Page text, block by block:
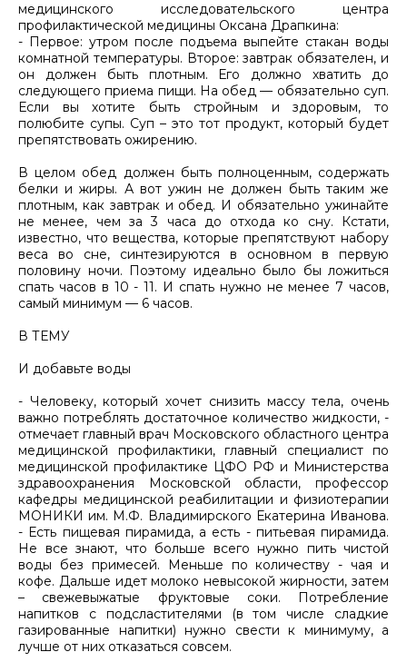
медицинского исследовательского центра
профилактической медицины Оксана Драпкина:
- Первое: утром после подъема выпейте стакан воды
комнатной температуры. Второе: завтрак обязателен, и
он должен быть плотным. Его должно хватить до
следующего приема пищи. На обед — обязательно суп.
Если вы хотите быть стройным и здоровым, то
полюбите супы. Суп – это тот продукт, который будет
препятствовать ожирению.
В целом обед должен быть полноценным, содержать
белки и жиры. А вот ужин не должен быть таким же
плотным, как завтрак и обед. И обязательно ужинайте
не менее, чем за 3 часа до отхода ко сну. Кстати,
известно, что вещества, которые препятствуют набору
веса во сне, синтезируются в основном в первую
половину ночи. Поэтому идеально было бы ложиться
спать часов в 10 - 11. И спать нужно не менее 7 часов,
самый минимум — 6 часов.
В ТЕМУ
И добавьте воды
- Человеку, который хочет снизить массу тела, очень
важно потреблять достаточное количество жидкости, -
отмечает главный врач Московского областного центра
медицинской профилактики, главный специалист по
медицинской профилактике ЦФО РФ и Министерства
здравоохранения Московской области, профессор
кафедры медицинской реабилитации и физиотерапии
МОНИКИ им. М.Ф. Владимирского Екатерина Иванова.
- Есть пищевая пирамида, а есть - питьевая пирамида.
Не все знают, что больше всего нужно пить чистой
воды без примесей. Меньше по количеству - чая и
кофе. Дальше идет молоко невысокой жирности, затем
– свежевыжатые фруктовые соки. Потребление
напитков с подсластителями (в том числе сладкие
газированные напитки) нужно свести к минимуму, а
лучше от них отказаться совсем.